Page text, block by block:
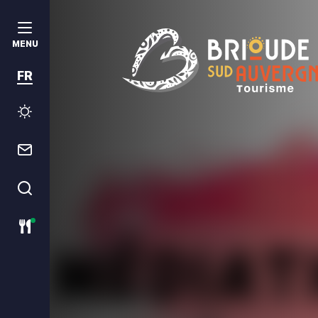
MENU
FR
Météo
Contact
Restaurants ouverts ce jour